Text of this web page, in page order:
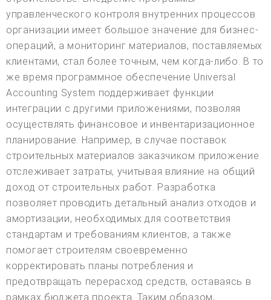
управленческого контроля внутренних процессов
организации имеет большое значение для бизнес-
операций, а мониторинг материалов, поставляемых
клиентами, стал более точным, чем когда-либо. В то
же время программное обеспечение Universal
Accounting System поддерживает функции
интеграции с другими приложениями, позволяя
осуществлять финансовое и инвентаризационное
планирование. Например, в случае поставок
строительных материалов заказчиком приложение
отслеживает затраты, учитывая влияние на общий
доход от строительных работ. Разработка
позволяет проводить детальный анализ отходов и
амортизации, необходимых для соответствия
стандартам и требованиям клиентов, а также
помогает строителям своевременно
корректировать планы потребления и
предотвращать перерасход средств, оставаясь в
рамках бюджета проекта. Таким образом,